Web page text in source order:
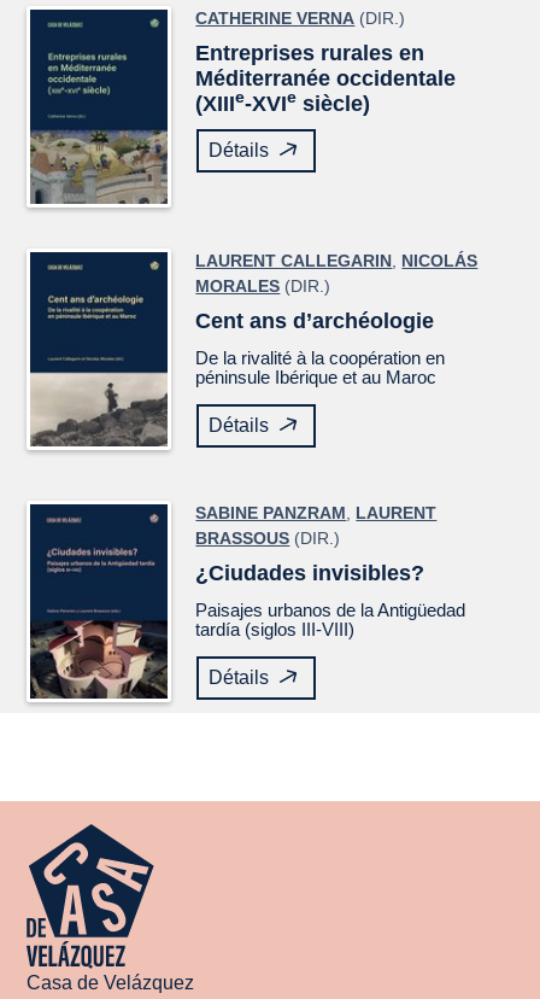
CATHERINE VERNA (DIR.)
Entreprises rurales en
Méditerranée occidentale
(XIIIe-XVIe siècle)
Détails
LAURENT CALLEGARIN NICOLÁS
MORALES (DIR.)
Cent ans d’archéologie
De la rivalité à la coopération en
péninsule Ibérique et au Maroc
Détails
SABINE PANZRAM
LAURENT
BRASSOUS (DIR.)
¿Ciudades invisibles?
Paisajes urbanos de la Antigüedad
tardía (siglos III-VIII)
Détails
Casa de Velázquez